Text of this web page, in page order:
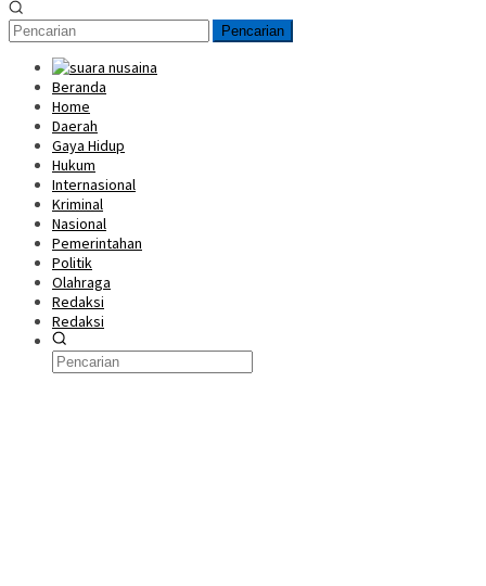
Pencarian
Beranda
Home
Daerah
Gaya Hidup
Hukum
Internasional
Kriminal
Nasional
Pemerintahan
Politik
Olahraga
Redaksi
Redaksi